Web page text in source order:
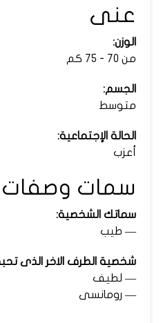
عنى
الوزن:
من 70 - 75 كم
الجسم:
متوسط
الحالة الإجتماعية:
أعزب
سمات
سماتك الشخصية:
— طيب
شخصية الطرف الاخر الذى
— لطيف
— رومانسى